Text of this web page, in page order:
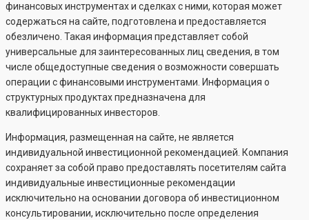
финансовых инструментах и сделках с ними, которая может
содержаться на сайте, подготовлена и предоставляется
обезличено. Такая информация представляет собой
универсальные для заинтересованных лиц сведения, в том
числе общедоступные сведения о возможности совершать
операции с финансовыми инструментами. Информация о
структурных продуктах предназначена для
квалифицированных инвесторов.
Информация, размещенная на сайте, не является
индивидуальной инвестиционной рекомендацией. Компания
сохраняет за собой право предоставлять посетителям сайта
индивидуальные инвестиционные рекомендации
исключительно на основании договора об инвестиционном
консультировании, исключительно после определения